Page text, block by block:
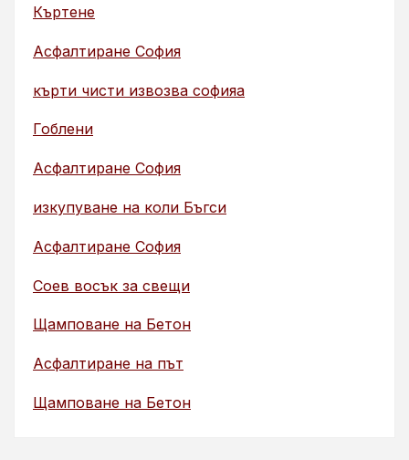
Къртене
Асфалтиране София
кърти чисти извозва софияа
Гоблени
Асфалтиране София
изкупуване на коли Бъгси
Асфалтиране София
Соев восък за свещи
Щамповане на Бетон
Асфалтиране на път
Щамповане на Бетон